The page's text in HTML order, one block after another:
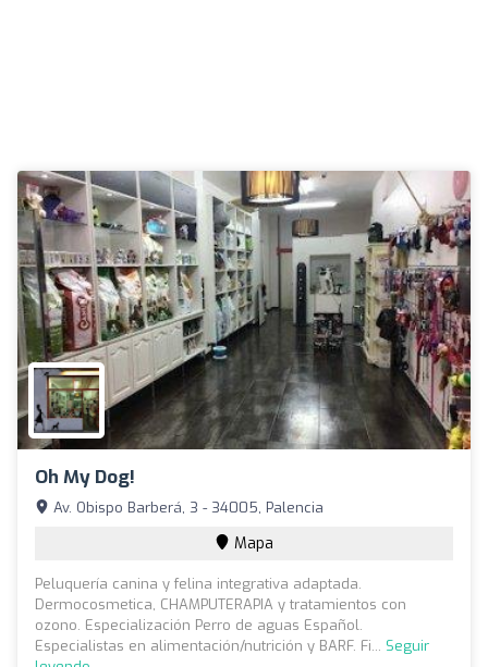
Oh My Dog!
Av. Obispo Barberá, 3 - 34005, Palencia
Mapa
Peluquería canina y felina integrativa adaptada.
Dermocosmetica, CHAMPUTERAPIA y tratamientos con
ozono. Especialización Perro de aguas Español.
Especialistas en alimentación/nutrición y BARF. Fi... Seguir